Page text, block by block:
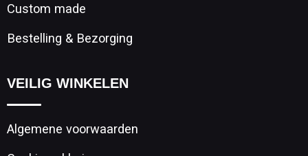
Custom made
Bestelling & Bezorging
VEILIG WINKELEN
Algemene voorwaarden